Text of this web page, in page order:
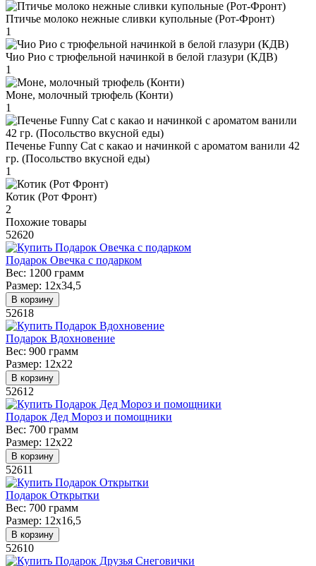
Птичье молоко нежные сливки купольные (Рот-Фронт)
1
Чио Рио с трюфельной начинкой в белой глазури (КДВ)
1
Моне, молочный трюфель (Конти)
1
Печенье Funny Сat с какао и начинкой с ароматом ванили 42
гр. (Посольство вкусной еды)
1
Котик (Рот Фронт)
2
Похожие товары
52620
Подарок Овечка с подарком
Вес: 1200 грамм
Размер: 12х34,5
В корзину
52618
Подарок Вдохновение
Вес: 900 грамм
Размер: 12х22
В корзину
52612
Подарок Дед Мороз и помощники
Вес: 700 грамм
Размер: 12х22
В корзину
52611
Подарок Открытки
Вес: 700 грамм
Размер: 12х16,5
В корзину
52610